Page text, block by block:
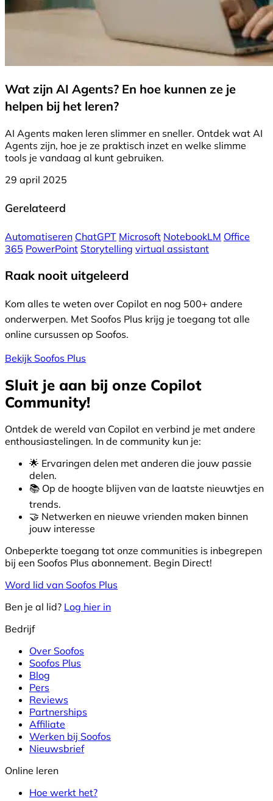
Wat zijn AI Agents? En hoe kunnen ze je
helpen bij het leren?
AI Agents maken leren slimmer en sneller. Ontdek wat AI
Agents zijn, hoe je ze praktisch inzet en welke slimme
tools je vandaag al kunt gebruiken.
29 april 2025
Gerelateerd
Automatiseren ChatGPT Microsoft NotebookLM Office
365 PowerPoint Storytelling virtual assistant
Raak nooit uitgeleerd
Kom alles te weten over Copilot en nog 500+ andere
onderwerpen. Met Soofos Plus krijg je toegang tot alle
online cursussen op Soofos.
Bekijk Soofos Plus
Sluit je aan bij onze Copilot
Community!
Ontdek de wereld van Copilot en verbind je met andere
enthousiastelingen. In de community kun je:
🌟 Ervaringen delen met anderen die jouw passie
delen.
📚 Op de hoogte blijven van de laatste nieuwtjes en
trends.
🤝 Netwerken en nieuwe vrienden maken binnen
jouw interesse
Onbeperkte toegang tot onze communities is inbegrepen
bij een Soofos Plus abonnement. Begin Direct!
Word lid van Soofos Plus
Ben je al lid? Log hier in
Bedrijf
Over Soofos
Soofos Plus
Blog
Pers
Reviews
Partnerships
Affiliate
Werken bij Soofos
Nieuwsbrief
Online leren
Hoe werkt het?